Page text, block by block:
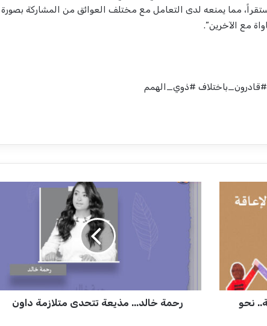
مما يمنعه لدى التعامل مع مختلف العوائق من المشاركة بصورة
مع الآخرين”.
#ذوي_الهمم
نحو
.
رحمة خالد... مذيعة تتحدى متلازمة داون